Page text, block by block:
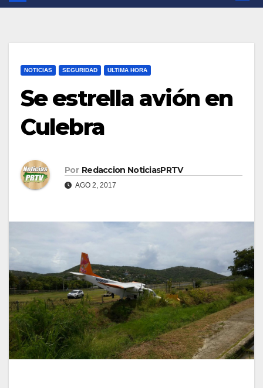
NOTICIAS SEGURIDAD ULTIMA HORA
Se estrella avión en
Culebra
Por Redaccion NoticiasPRTV
AGO 2, 2017